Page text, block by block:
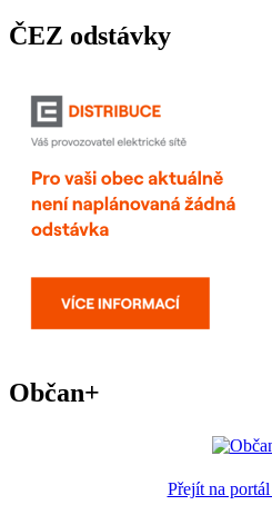
ČEZ odstávky
Občan+
Přejít na